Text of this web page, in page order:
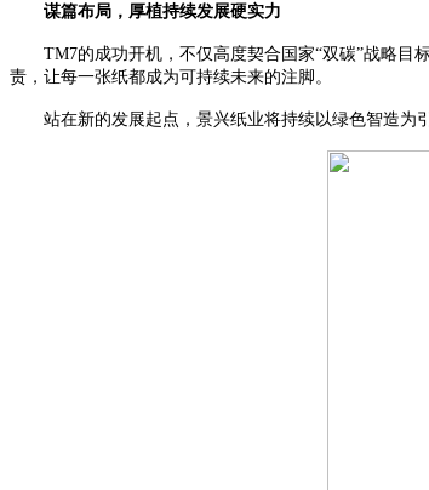
谋篇布局，厚植持续发展硬实力
TM7的成功开机，不仅高度契合国家“双碳”战略
责，让每一张纸都成为可持续未来的注脚。
站在新的发展起点，景兴纸业将持续以绿色智造为